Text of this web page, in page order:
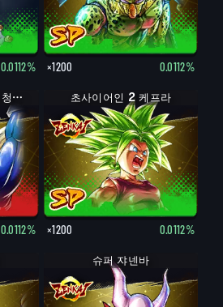
0.0112% ×1200 0.0112%
초사이어인 트랭크스: 청년기
0.0112%
초사이어인 2 케프라
×1200 0.0112%
슈퍼 쟈넨바